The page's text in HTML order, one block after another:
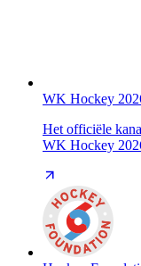
WK Hockey
Het officiële
WK Hockey